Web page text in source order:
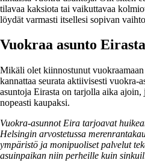
tilavaa kaksiota tai vaikuttavaa
löydät varmasti itsellesi sopivan
Vuokraa asunto
Mikäli olet kiinnostunut
kannattaa seurata aktiivisesti vuokra-
asuntoja Eirasta on tarjolla aika ajoin,
nopeasti kaupaksi.
Vuokra-asunnot Eira tarjoavat
Helsingin arvostetussa
ympäristö ja monipuoliset palvelut
asuinpaikan niin perheille kuin